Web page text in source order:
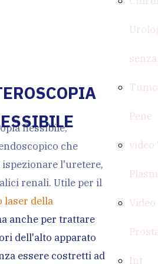
Pene
video
Int
flessibile,
che
l'uretere,
renali. Utile per il
laser della
anche per trattare
dell'alto apparato
essere costretti ad